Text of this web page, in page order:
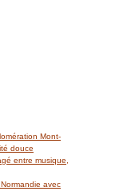
Mont-
douce
entre musique,
avec